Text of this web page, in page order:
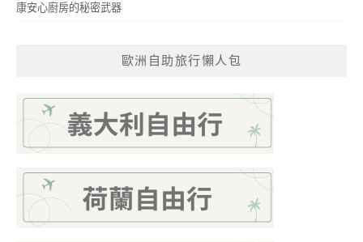
康安心廚房的秘密武器
歐洲自助旅行懶人包